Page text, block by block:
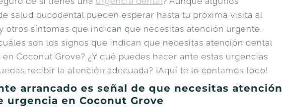
salud bucodental pueden esperar hasta tu próxima visita al
otros síntomas que indican que necesitas atención urgente.
son los signos que indican que necesitas atención dental
Coconut Grove? ¿Y qué puedes hacer ante estas urgencias
recibir la atención adecuada? ¡Aquí te lo contamos todo!
arrancado es señal de que necesitas atención
urgencia en Coconut Grove